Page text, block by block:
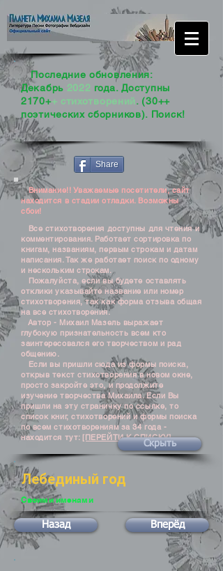
Последние обновления:
Декабрь2022 года. Доступны
2170++ стихотворений. (30++
поэтических сборников). Поиск!
Share
Внимание!! Уважаемые посетители, сайт
находится в стадии отладки. Возможны
сбои!
Все стихотворения доступны для чтения и
комментирования. Работает сортировка по
книгам, названиям, первым строкам и датам
написания. Так же работает поиск по одному
и нескольким строкам.
Пожалуйста, если вы будете оставлять
отклики указывайте название или номер
стихотворения, так как форма отзыва общая
на все стихотворения.
Автор - Михаил Мазель выражает
глубокую признательность всем кто
заинтересовался его творчеством и рад
общению.
Если вы пришли сюда из формы поиска,
открыв текст стихотворения в новом окне,
просто закройте это, и продолжите
изучение творчества Михаила. Если Вы
пришли на эту страничку по ссылке, то
список книг, стихотворений и формы поиска
по всем стихотворениям за 34 года -
находится тут: [ПЕРЕЙТИ К СПИСКУ]
Скрыть
Лебединый год
Своими именами
Назад Вперёд